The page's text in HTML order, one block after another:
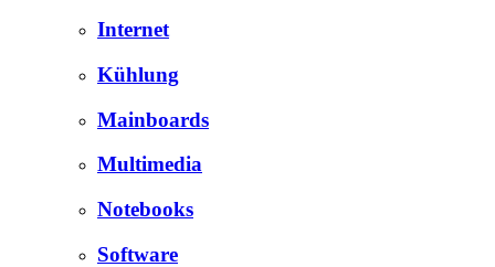
Internet
Kühlung
Mainboards
Multimedia
Notebooks
Software